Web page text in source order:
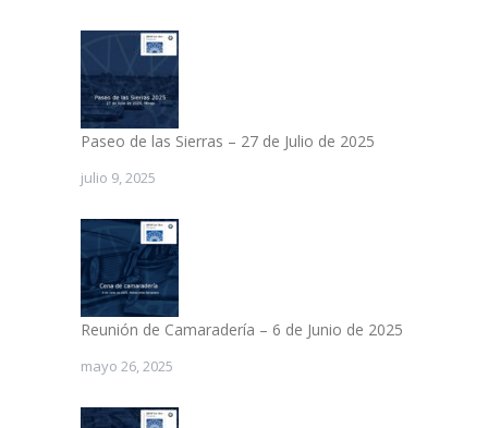
Paseo de las Sierras – 27 de Julio de 2025
julio 9, 2025
Reunión de Camaradería – 6 de Junio de 2025
mayo 26, 2025